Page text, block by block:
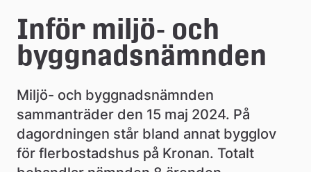
å
k
o
m
m
u
Inför miljö- och
byggnadsnämnden
Miljö- och byggnadsnämnden
sammanträder den 15 maj 2024. På
dagordningen står bland annat bygglov
för flerbostadshus på Kronan. Totalt